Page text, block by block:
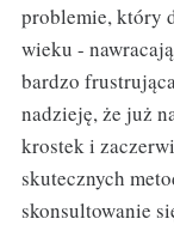
problemie, który
wieku -
bardzo
nadzieję, że już
krostek i
skutecznych
skonsultowanie